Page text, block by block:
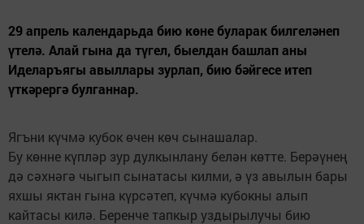
29 апрель календарьда бию көне буларак билгеләнеп
үтелә. Алай гына да түгел, быелдан башлап аны
Иделаръягы авыллары зурлап, бию бәйгесе итеп
үткәрергә булганнар.
Ягъни күчмә кубок өчен көч сынашалар.
Бу көнне күпләр зур дулкынлану белән көтте. Берәүнең
дә сәхнәгә чыгып сынатасы килми, ә үз авылын бары
яхшы яктан гына күрсәтеп, күчмә кубокны алып
кайтасы килә. Беренче тапкыр уздырылучы бию